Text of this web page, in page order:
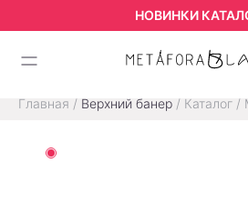
НОВИНКИ
Главная / Верхний банер / Каталог /